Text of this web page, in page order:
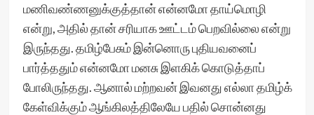
மணிவண்ணனுக்குத்தான் என்னமோ தாய்மொழி
என்று, அதில் தான் சரியாக ஊட்டம் பெறவில்லை என்று
இருந்தது. தமிழ்பேசும் இன்னொரு புதியவனைப்
பார்த்ததும் என்னமோ மனசு இளகிக் கொடுத்தாப்
போலிருந்தது. ஆனால் மற்றவன் இவனது எல்லா தமிழ்க்
கேள்விக்கும் ஆங்கிலத்திலேயே பதில் சொன்னது